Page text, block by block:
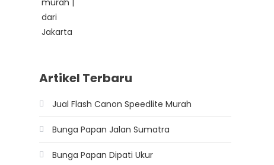
Artikel Terbaru
Jual Flash Canon Speedlite Murah
Bunga Papan Jalan Sumatra
Bunga Papan Dipati Ukur